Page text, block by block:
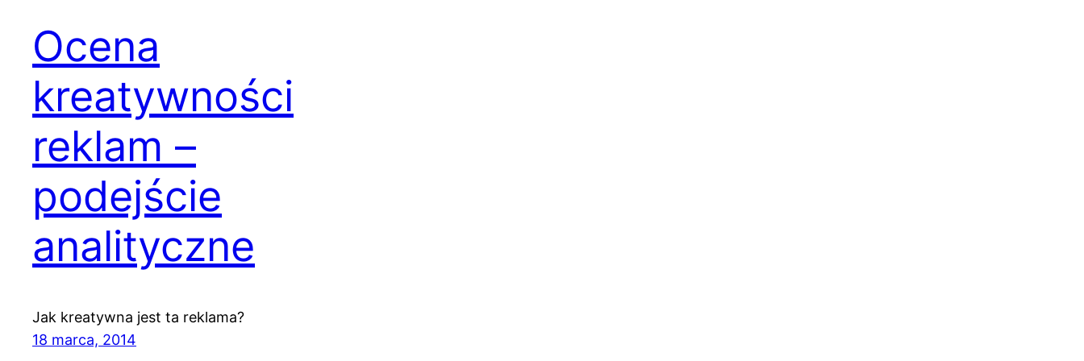
Ocena
kreatywności
reklam –
podejście
analityczne
Jak kreatywna jest ta reklama?
18 marca, 2014